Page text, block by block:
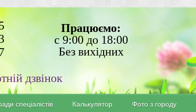
Працюємо:
с 9:00 до 18:00
Без вихідних
дзвінок
спеціалістів Калькулятор Фото з городу